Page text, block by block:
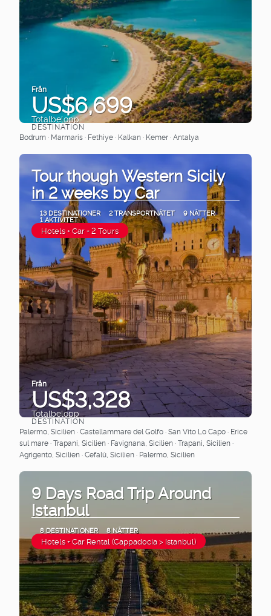
Från
US$6,699
Totalbelopp
Se
DESTINATION
Bodrum · Marmaris · Fethiye · Kalkan · Kemer · Antalya
Tour though Western Sicily
in 2 weeks by Car
13 DESTINATIONER 2 TRANSPORTNÄTET 9 NÄTTER
1 AKTIVITET
Hotels + Car + 2 Tours
Från
US$3,328
Totalbelopp
Se
DESTINATION
Palermo, Sicilien · Castellammare del Golfo · San Vito Lo Capo · Erice
sul mare · Trapani, Sicilien · Favignana, Sicilien · Trapani, Sicilien ·
Agrigento, Sicilien · Cefalù, Sicilien · Palermo, Sicilien
9 Days Road Trip Around
Istanbul
8 DESTINATIONER 8 NÄTTER
Hotels + Car Rental (Cappadocia > Istanbul)